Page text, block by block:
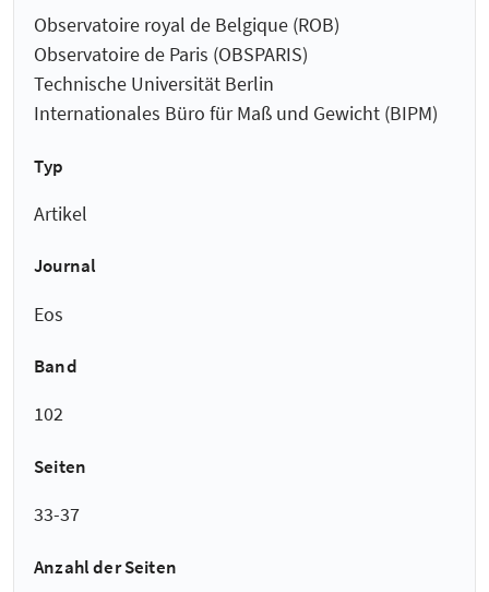
Observatoire royal de Belgique (ROB)
Observatoire de Paris (OBSPARIS)
Technische Universität Berlin
Internationales Büro für Maß und Gewicht (BIPM)
Typ
Artikel
Journal
Eos
Band
102
Seiten
33-37
Anzahl der Seiten